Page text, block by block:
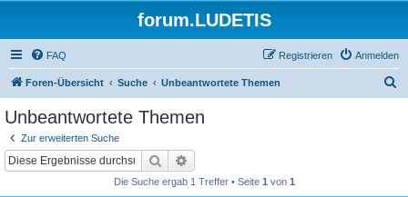
forum.LUDETIS
FAQ Anmelden
Registrieren
Foren-Übersicht Suche Unbeantwortete Themen
Unbeantwortete Themen
Zur erweiterten Suche
Suche
Die Suche ergab 1 Treffer • Seite 1 von 1